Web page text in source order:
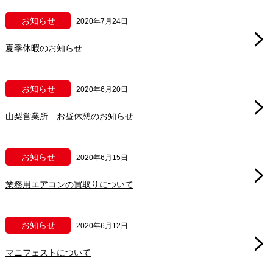
お知らせ 2020年7月24日
夏季休暇のお知らせ
お知らせ 2020年6月20日
山梨営業所 お昼休憩のお知らせ
お知らせ 2020年6月15日
業務用エアコンの買取りについて
お知らせ 2020年6月12日
マニフェストについて